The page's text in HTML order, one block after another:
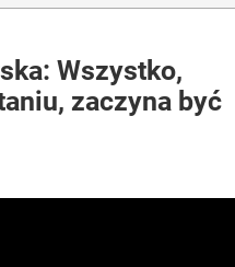
Wszystko,
zaczyna być